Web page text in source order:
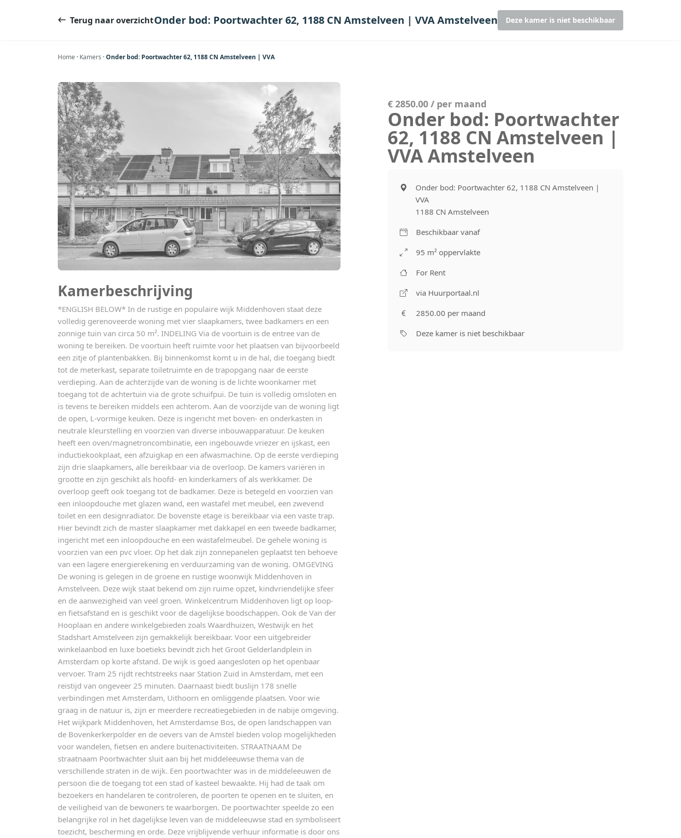
Terug naar overzichtOnder bod: Poortwachter 62, 1188 CN Amstelveen | VVA Amstelveen Deze kamer is niet beschikbaar
Home · Kamers ·Onder bod: Poortwachter 62, 1188 CN Amstelveen | VVA
Kamerbeschrijving
*ENGLISH BELOW* In de rustige en populaire wijk Middenhoven staat deze
volledig gerenoveerde woning met vier slaapkamers, twee badkamers en een
zonnige tuin van circa 50 m². INDELING Via de voortuin is de entree van de
woning te bereiken. De voortuin heeft ruimte voor het plaatsen van bijvoorbeeld
een zitje of plantenbakken. Bij binnenkomst komt u in de hal, die toegang biedt
tot de meterkast, separate toiletruimte en de trapopgang naar de eerste
verdieping. Aan de achterzijde van de woning is de lichte woonkamer met
toegang tot de achtertuin via de grote schuifpui. De tuin is volledig omsloten en
is tevens te bereiken middels een achterom. Aan de voorzijde van de woning ligt
de open, L-vormige keuken. Deze is ingericht met boven- en onderkasten in
neutrale kleurstelling en voorzien van diverse inbouwapparatuur. De keuken
heeft een oven/magnetroncombinatie, een ingebouwde vriezer en ijskast, een
inductiekookplaat, een afzuigkap en een afwasmachine. Op de eerste verdieping
zijn drie slaapkamers, alle bereikbaar via de overloop. De kamers variëren in
grootte en zijn geschikt als hoofd- en kinderkamers of als werkkamer. De
overloop geeft ook toegang tot de badkamer. Deze is betegeld en voorzien van
een inloopdouche met glazen wand, een wastafel met meubel, een zwevend
toilet en een designradiator. De bovenste etage is bereikbaar via een vaste trap.
Hier bevindt zich de master slaapkamer met dakkapel en een tweede badkamer,
ingericht met een inloopdouche en een wastafelmeubel. De gehele woning is
voorzien van een pvc vloer. Op het dak zijn zonnepanelen geplaatst ten behoeve
van een lagere energierekening en verduurzaming van de woning. OMGEVING
De woning is gelegen in de groene en rustige woonwijk Middenhoven in
Amstelveen. Deze wijk staat bekend om zijn ruime opzet, kindvriendelijke sfeer
en de aanwezigheid van veel groen. Winkelcentrum Middenhoven ligt op loop-
en fietsafstand en is geschikt voor de dagelijkse boodschappen. Ook de Van der
Hooplaan en andere winkelgebieden zoals Waardhuizen, Westwijk en het
Stadshart Amstelveen zijn gemakkelijk bereikbaar. Voor een uitgebreider
winkelaanbod en luxe boetieks bevindt zich het Groot Gelderlandplein in
Amsterdam op korte afstand. De wijk is goed aangesloten op het openbaar
vervoer. Tram 25 rijdt rechtstreeks naar Station Zuid in Amsterdam, met een
reistijd van ongeveer 25 minuten. Daarnaast biedt buslijn 178 snelle
verbindingen met Amsterdam, Uithoorn en omliggende plaatsen. Voor wie
graag in de natuur is, zijn er meerdere recreatiegebieden in de nabije omgeving.
Het wijkpark Middenhoven, het Amsterdamse Bos, de open landschappen van
de Bovenkerkerpolder en de oevers van de Amstel bieden volop mogelijkheden
voor wandelen, fietsen en andere buitenactiviteiten. STRAATNAAM De
straatnaam Poortwachter sluit aan bij het middeleeuwse thema van de
verschillende straten in de wijk. Een poortwachter was in de middeleeuwen de
persoon die de toegang tot een stad of kasteel bewaakte. Hij had de taak om
bezoekers en handelaren te controleren, de poorten te openen en te sluiten, en
de veiligheid van de bewoners te waarborgen. De poortwachter speelde zo een
belangrijke rol in het dagelijkse leven van de middeleeuwse stad en symboliseert
toezicht, bescherming en orde. Deze vrijblijvende verhuur informatie is door ons
€ 2850.00 / per maand
Onder bod: Poortwachter
62, 1188 CN Amstelveen |
VVA Amstelveen
Onder bod: Poortwachter 62, 1188 CN Amstelveen |
VVA
1188 CN Amstelveen
Beschikbaar vanaf
95 m² oppervlakte
For Rent
via Huurportaal.nl
2850.00 per maand
Deze kamer is niet beschikbaar